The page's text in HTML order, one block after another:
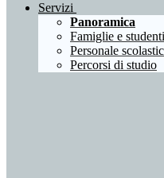
Servizi
Panoramica
Famiglie e studenti
Personale
Percorsi di studio